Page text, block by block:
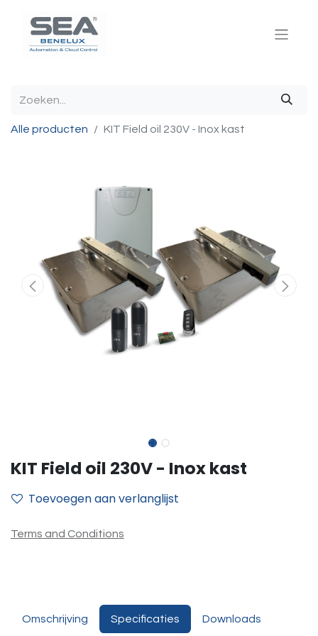
Alle producten KIT Field oil 230V - Inox kast
KIT Field oil 230V - Inox kast
Toevoegen aan verlanglijst
Terms and Conditions
Omschrijving Specificaties Downloads